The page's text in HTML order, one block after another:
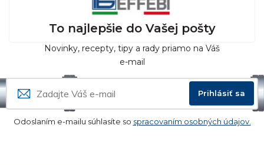
To najlepšie do Vašej pošty
Novinky, recepty, tipy a rady priamo na Váš
e-mail
Prihlásiť sa
Odoslaním e-mailu súhlasíte so spracovaním osobných údajov.